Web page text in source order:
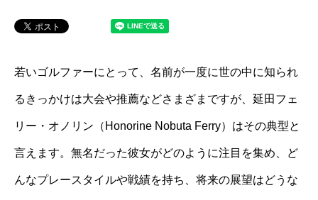
若いゴルファーにとって、名前が一度に世の中に知られ
るきっかけは大会や推薦などさまざまですが、延田フェ
リー・オノリン（Honorine Nobuta Ferry）はその典型と
言えます。無名だった彼女がどのように注目を集め、ど
んなプレースタイルや戦績を持ち、将来の展望はどうな